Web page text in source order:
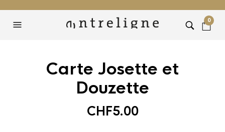
0
Carte Josette et
Douzette
CHF5.00